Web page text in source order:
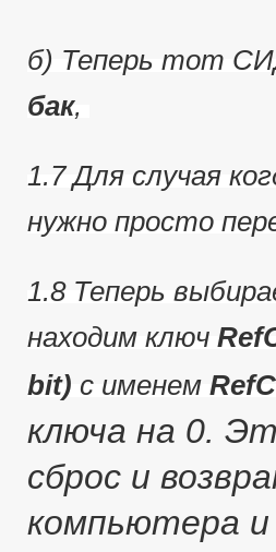
б) Теперь тот
бак,
1.7 Для случая
нужно просто
1.8 Теперь
находим ключ
bit) с именем
ключа на 0.
сброс и
компьютера и